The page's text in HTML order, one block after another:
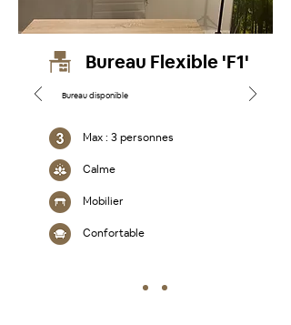
Bureau Flexible 'F1'
Bureau disponible
Max : 3 personnes
Calme
Mobilier
Confortable